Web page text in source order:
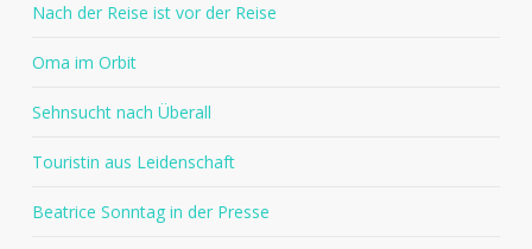
Nach der Reise ist vor der Reise
Oma im Orbit
Sehnsucht nach Überall
Touristin aus Leidenschaft
Beatrice Sonntag in der Presse